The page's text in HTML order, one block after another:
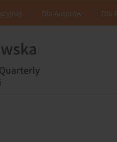
Dla Autorów Dla